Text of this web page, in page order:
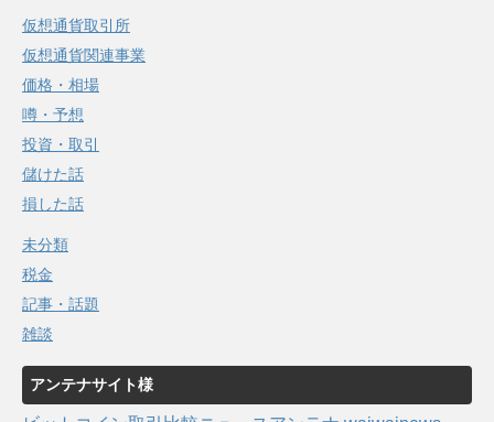
仮想通貨取引所
仮想通貨関連事業
価格・相場
噂・予想
投資・取引
儲けた話
損した話
未分類
税金
記事・話題
雑談
アンテナサイト様